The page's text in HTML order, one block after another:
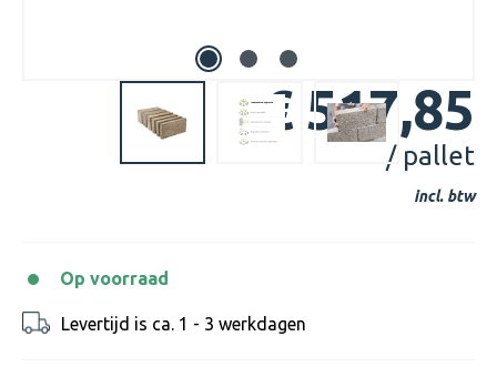
€ 517,85
/ pallet
incl. btw
Op voorraad
Levertijd is ca. 1 - 3 werkdagen